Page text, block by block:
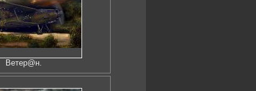
Ветер@н.